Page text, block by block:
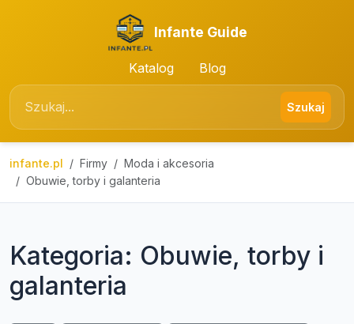
Infante Guide
Katalog Blog
Szukaj
infante.pl Firmy
Moda i akcesoria
Obuwie, torby i galanteria
Kategoria: Obuwie, torby i
galanteria